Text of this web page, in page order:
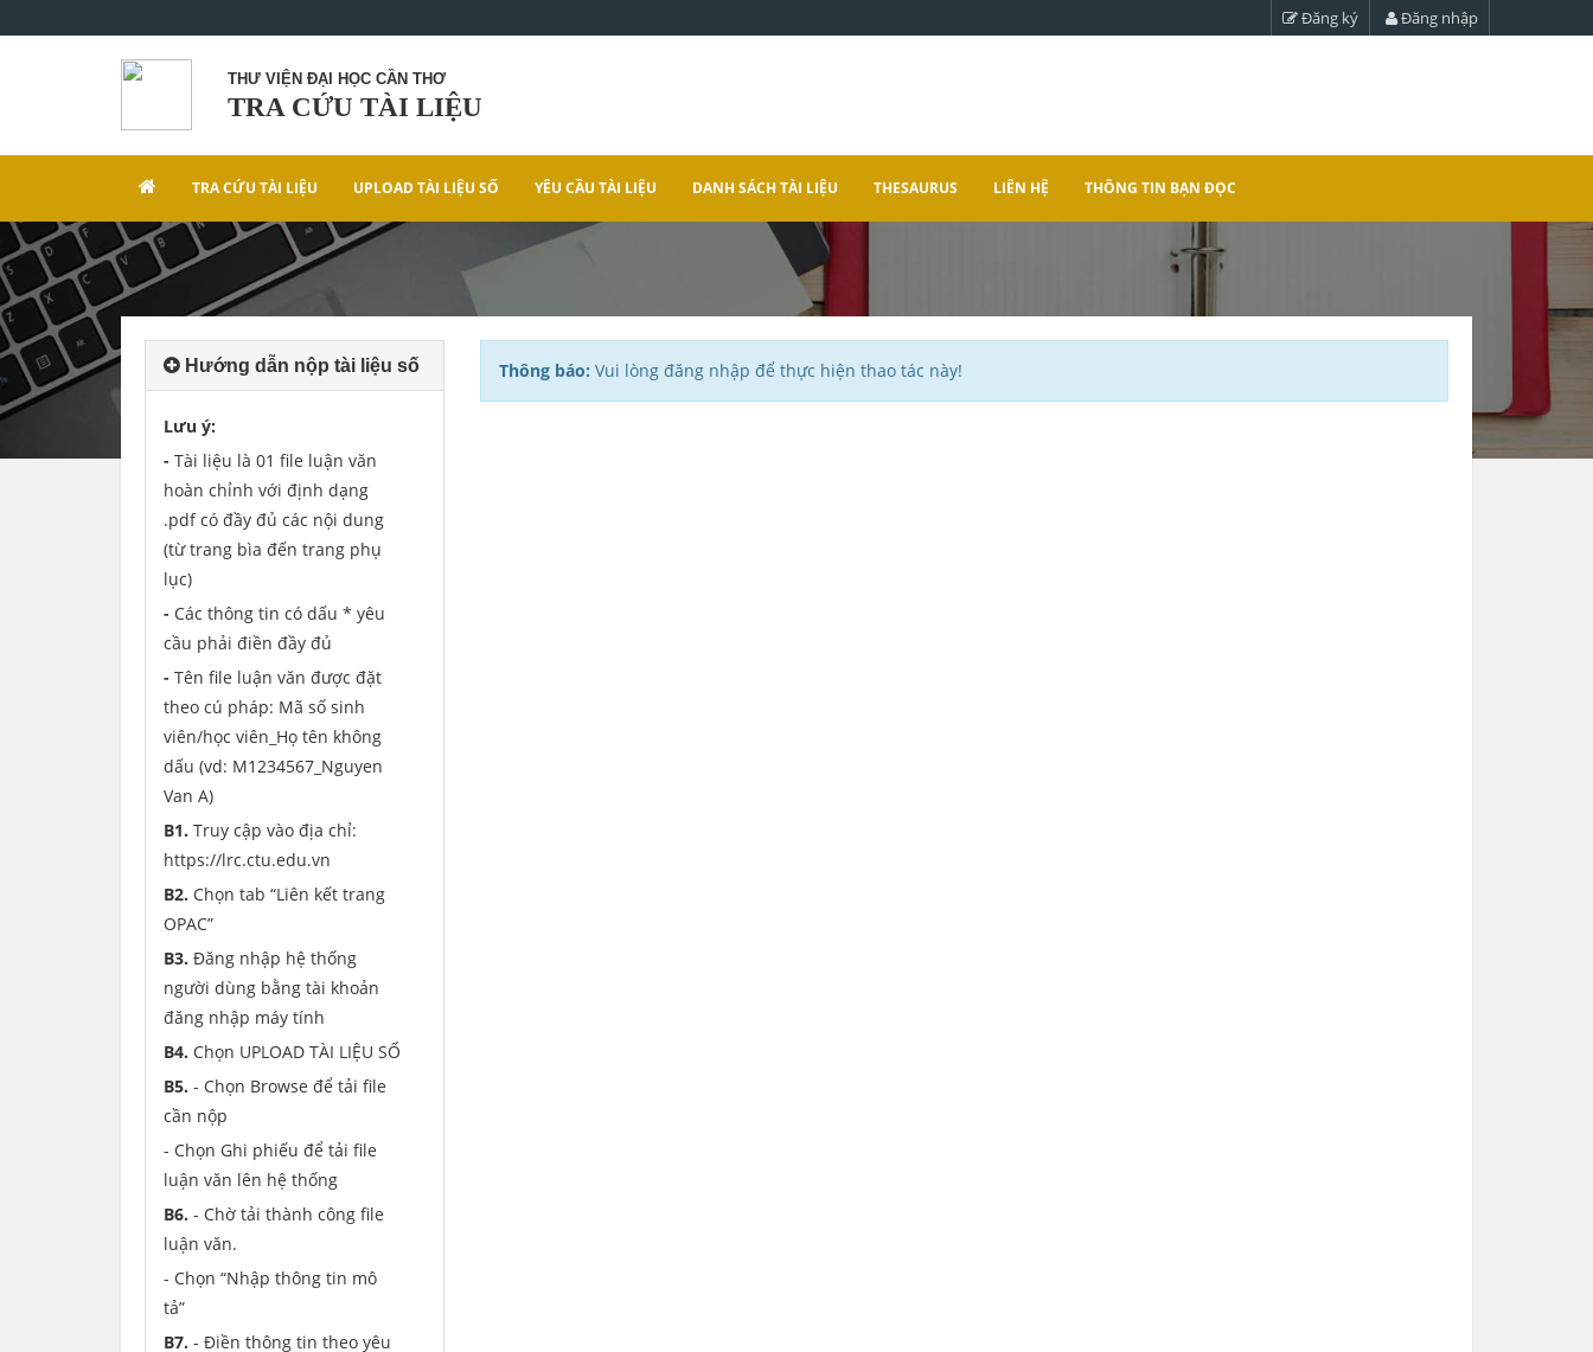
Đăng ký Đăng nhập
THƯ VIỆN ĐẠI HỌC CẦN THƠ
TRA CỨU TÀI LIỆU
TRA CỨU TÀI LIỆU UPLOAD TÀI LIỆU SỐ YÊU CẦU TÀI LIỆU DANH SÁCH TÀI LIỆU THESAURUS LIÊN HỆ THÔNG TIN BẠN ĐỌC
Hướng dẫn nộp tài liệu số
Lưu ý:
- Tài liệu là 01 file luận văn
hoàn chỉnh với định dạng
.pdf có đầy đủ các nội dung
(từ trang bìa đến trang phụ
lục)
- Các thông tin có dấu * yêu
cầu phải điền đầy đủ
- Tên file luận văn được đặt
theo cú pháp: Mã số sinh
viên/học viên_Họ tên không
dấu (vd: M1234567_Nguyen
Van A)
B1. Truy cập vào địa chỉ:
https://lrc.ctu.edu.vn
B2. Chọn tab “Liên kết trang
OPAC”
B3. Đăng nhập hệ thống
người dùng bằng tài khoản
đăng nhập máy tính
B4. Chọn UPLOAD TÀI LIỆU SỐ
B5. - Chọn Browse để tải file
cần nộp
- Chọn Ghi phiếu để tải file
luận văn lên hệ thống
B6. - Chờ tải thành công file
luận văn.
- Chọn “Nhập thông tin mô
tả”
B7. - Điền thông tin theo yêu
Thông báo: Vui lòng đăng nhập để thực hiện thao tác này!